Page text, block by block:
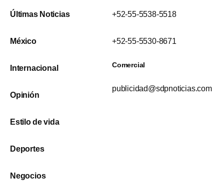
Últimas Noticias
México
Internacional
Opinión
Estilo de vida
Deportes
Negocios
+52-55-5538-5518
+52-55-5530-8671
Comercial
publicidad@sdpnoticias.com